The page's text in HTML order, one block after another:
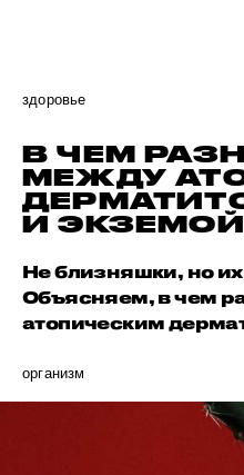
здоровье
В ЧЕМ
МЕЖДУ
И
Не близняшки, но их
Объясняем, в чем
атопическим
организм